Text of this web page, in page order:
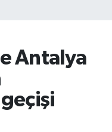
Antalya